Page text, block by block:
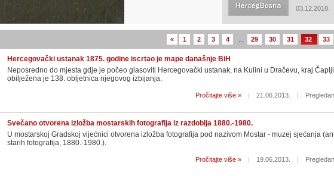
03.12.2018.
« 1 2 3 4 29 30 31 32 33
Hercegovački ustanak 1875. godine iscrtao je mape današnje BiH
Neposredno do mjesta gdje je počeo glasoviti Hercegovački ustanak, na Kulini u Dračevu, kraj
obilježena je 138. obljetnica njegovog izbijanja.
Pročitajte više » | 21.06.2013. |
Svečano otvorena izložba mostarskih fotografija iz razdoblja 1880.-1980.
U mostarskoj Gradskoj vijećnici otvorena izložba fotografija pod nazivom Mostar - muzej sjećanja
starih fotografija, 1880.-1980.).
Pročitajte više » | 19.06.2013. |